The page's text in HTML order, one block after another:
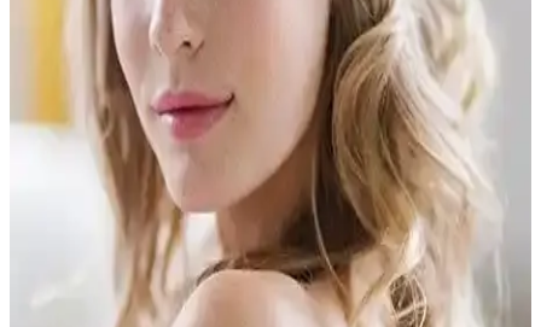
Gelin Tacı Seçiminde Düğün Sıklığı ve Konforu
Önemli Faktörler
Gelin tacı seçiminde hafiflik, rahatlık ve estetik ön planda tutulmalı.
Güncel trendler ve kişisel tercihlerle, konforlu ve şık tasarımlar
tercih edilerek düğün gününüz daha özel hale gelir.
Düğünlerde Gelin Tacı Seçimi: Uygun Tasarım ve
Trendler ile Şıklık Sağlama Rehberi
Gelin tacı seçerken tasarım, malzeme, tema uyumu ve konfor gibi
faktörler göz önünde bulundurulmalı. Trend modeller ve
kişiselleştirme seçenekleriyle en uygun tacı bulun.